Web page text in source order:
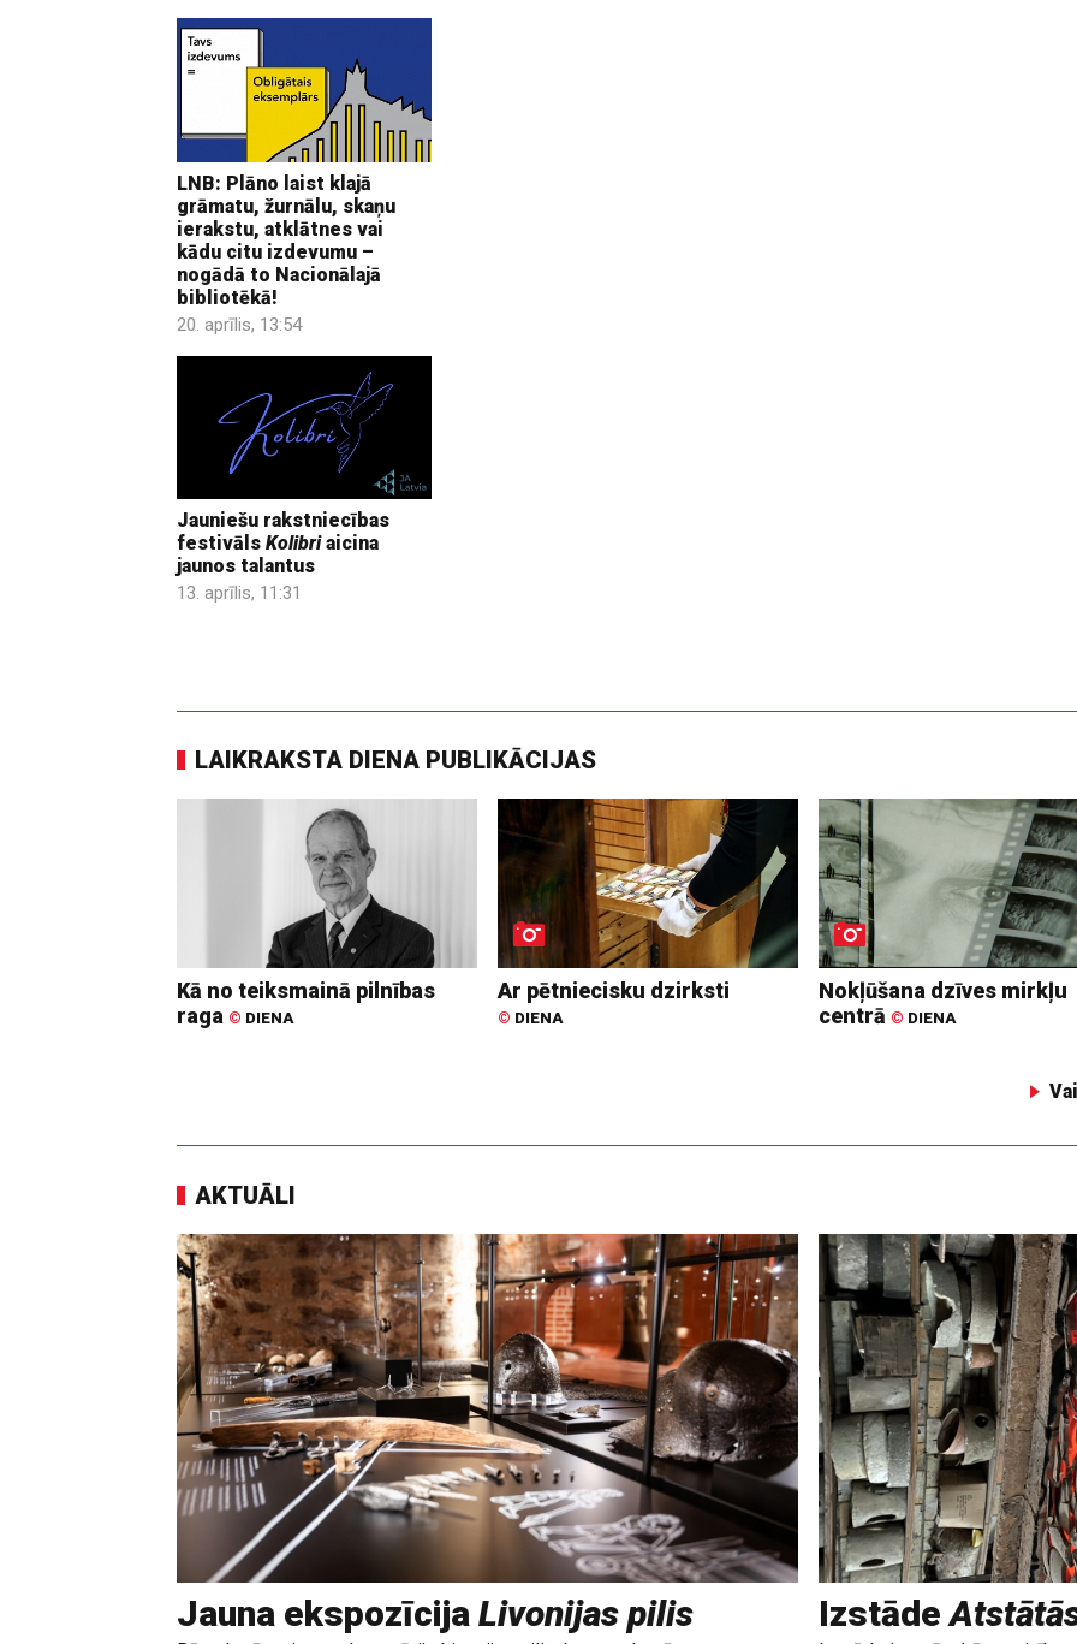
LNB: Plāno laist klajā
grāmatu, žurnālu, skaņu
ierakstu, atklātnes vai
kādu citu izdevumu –
nogādā to Nacionālajā
bibliotēkā!
20. aprīlis, 13:54
Jauniešu rakstniecības
festivāls Kolibriaicina
jaunos talantus
13. aprīlis, 11:31
LAIKRAKSTA DIENA PUBLIKĀCIJAS
Kā no teiksmainā pilnības
raga © DIENA
Ar pētniecisku dzirksti
© DIENA
Nokļūšana dzīves mirkļu
centrā © DIENA
AKTUĀLI
Jauna ekspozīcija Livonijas pilis Izstāde